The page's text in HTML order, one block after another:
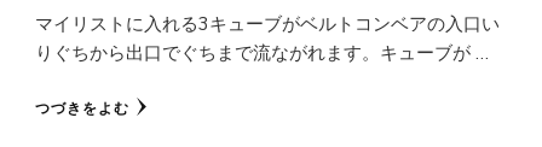
マイリストに入れる3キューブがベルトコンベアの入口い
りぐちから出口でぐちまで流ながれます。キューブが …
つづきをよむ